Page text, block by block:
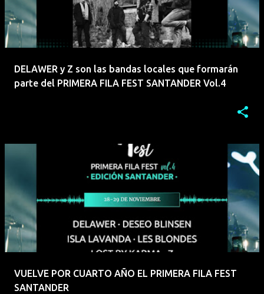
r
a
d
DELAWER y Z son las bandas locales que formarán
parte del PRIMERA FILA FEST SANTANDER Vol.4
VUELVE POR CUARTO AÑO EL PRIMERA FILA FEST
SANTANDER